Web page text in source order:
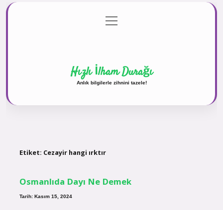
Gizlilik Politikası
menüyü
aç
Hızlı İlham Durağı
Anlık bilgilerle zihnini tazele!
Etiket: Cezayir hangi ırktır
Osmanlıda Dayı Ne Demek
Tarih: Kasım 15, 2024